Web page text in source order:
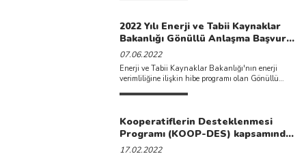
2022 Yılı Enerji ve Tabii Kaynaklar
Bakanlığı Gönüllü Anlaşma Başvuru
Tarihi Değiştirilmiştir.
07.06.2022
Enerji ve Tabii Kaynaklar Bakanlığı'nın enerji
verimliliğine ilişkin hibe programı olan Gönüllü
Kooperatiflerin Desteklenmesi
Programı (KOOP-DES) kapsamında
2022 proje başvuruları başlamıştır.
17.02.2022